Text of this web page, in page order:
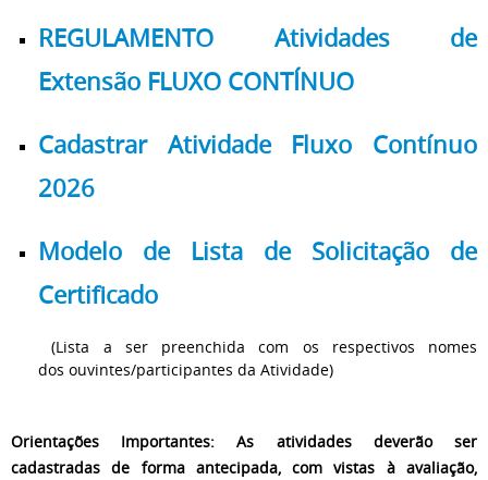
REGULAMENTO Atividades de
Extensão FLUXO CONTÍNUO
Cadastrar Atividade Fluxo Contínuo
2026
Modelo de Lista de Solicitação de
Certificado
(Lista a ser preenchida com os respectivos nomes
dos ouvintes/participantes da Atividade)
Orientações Importantes:
As atividades deverão ser
cadastradas de forma antecipada, com vistas à avaliação,